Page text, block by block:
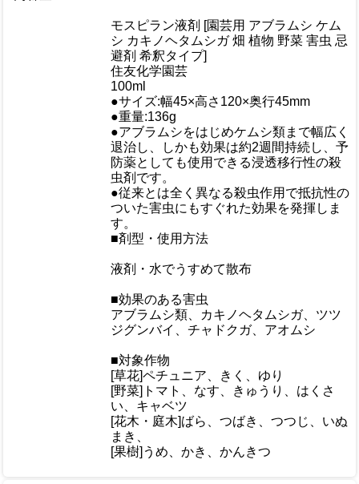
モスピラン液剤 [園芸用 アブラムシ ケム
シ カキノヘタムシガ 畑 植物 野菜 害虫 忌
避剤 希釈タイプ]
住友化学園芸
100ml
●サイズ:幅45×高さ120×奥行45mm
●重量:136g
●アブラムシをはじめケムシ類まで幅広く
退治し、しかも効果は約2週間持続し、予
防薬としても使用できる浸透移行性の殺
虫剤です。
●従来とは全く異なる殺虫作用で抵抗性の
ついた害虫にもすぐれた効果を発揮しま
す。
■剤型・使用方法
液剤・水でうすめて散布
■効果のある害虫
アブラムシ類、カキノヘタムシガ、ツツ
ジグンバイ、チャドクガ、アオムシ
■対象作物
[草花]ペチュニア、きく、ゆり
[野菜]トマト、なす、きゅうり、はくさ
い、キャベツ
[花木・庭木]ばら、つばき、つつじ、いぬ
まき、
[果樹]うめ、かき、かんきつ